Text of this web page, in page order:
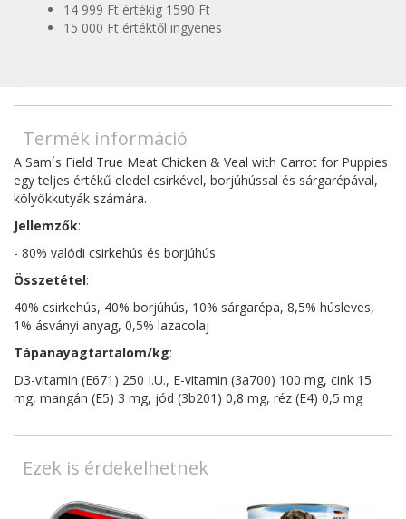
14 999 Ft értékig 1590 Ft
15 000 Ft értéktől ingyenes
Termék információ
A Sam´s Field True Meat Chicken & Veal with Carrot for Puppies
egy teljes értékű eledel csirkével, borjúhússal és sárgarépával,
kölyökkutyák számára.
Jellemzők:
- 80% valódi csirkehús és borjúhús
Összetétel:
40% csirkehús, 40% borjúhús, 10% sárgarépa, 8,5% húsleves,
1% ásványi anyag, 0,5% lazacolaj
Tápanayagtartalom/kg:
D3-vitamin (E671) 250 I.U., E-vitamin (3a700) 100 mg, cink 15
mg, mangán (E5) 3 mg, jód (3b201) 0,8 mg, réz (E4) 0,5 mg
Ezek is érdekelhetnek